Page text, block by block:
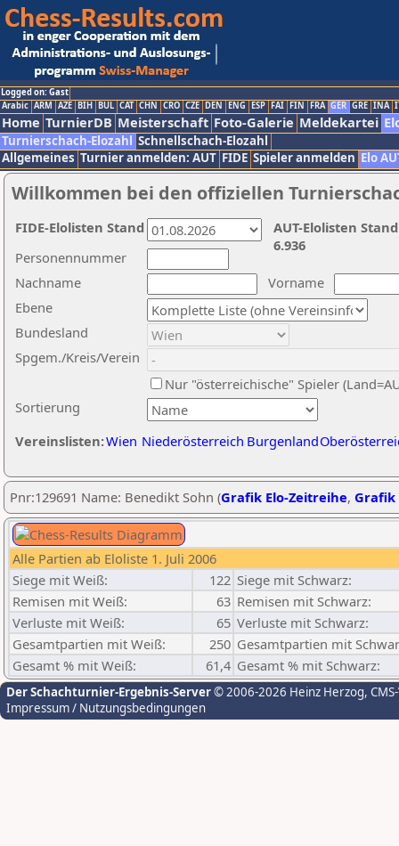
Logged on: Gast
Arabic ARM AZE BIH BUL CAT CHN CRO CZE DEN ENG ESP FAI FIN FRA GER GRE INA
Home TurnierDB Meisterschaft Foto-Galerie Meldekartei
Turnierschach-Elozahl Schnellschach-Elozahl
Allgemeines Turnier anmelden: AUT FIDE Spieler anmelden Elo
Willkommen bei den offiziellen
Nachname
Vorname
Ebene
Sortierung
Personennummer
Bundesland
Spgem./Kreis/Verein
Nur "österreichische" Spieler
Vereinslisten:Wien Niederösterreich Burgenland
AUT-Elolisten
6.936
FIDE-Elolisten Stand
Pnr:129691 Name: Benedikt Sohn (Grafik Elo-Zeitreihe, Grafik
Alle Partien ab Eloliste 1. Juli 2006
Siege mit Weiß:
122 Siege mit Schwarz:
Remisen mit Weiß:
63 Remisen mit Schwarz:
Verluste mit Weiß:
65 Verluste mit Schwarz:
Gesamtpartien mit Weiß:
250 Gesamtpartien mit
Gesamt % mit Weiß:
61,4 Gesamt % mit Schwarz:
Der Schachturnier-Ergebnis-Server© 2006-2026 Heinz Herzog,
Impressum / Nutzungsbedingungen